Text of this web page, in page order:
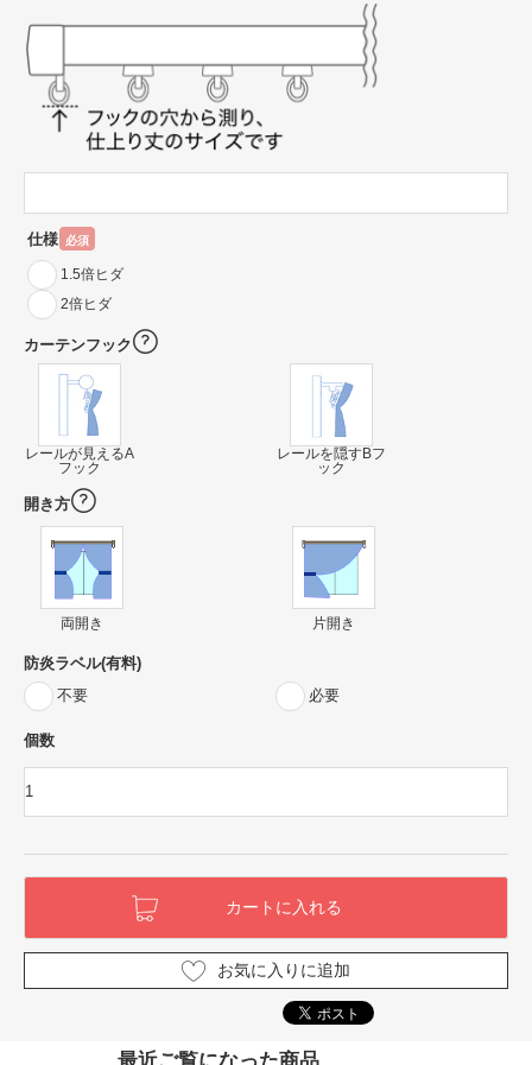
仕様 必須
1.5倍ヒダ
2倍ヒダ
カーテンフック
レールが見えるA
フック
レールを隠すBフ
ック
開き方
両開き 片開き
防炎ラベル(有料)
不要
必要
個数
お気に入りに追加
最近ご覧になった商品